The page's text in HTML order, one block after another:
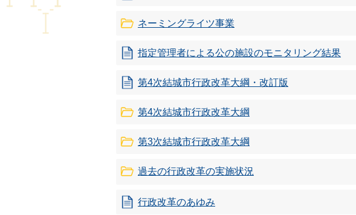
ネーミングライツ事業
指定管理者による公の施設のモニタリング結果
第4次結城市行政改革大綱・改訂版
第4次結城市行政改革大綱
第3次結城市行政改革大綱
過去の行政改革の実施状況
行政改革のあゆみ